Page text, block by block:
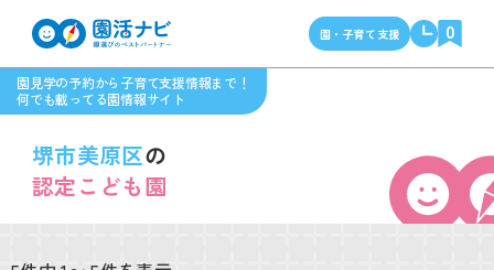
園見学の予約から子育て支援情報まで！
何でも載ってる園情報サイト
園・子育て支援 0
堺市美原区の
認定こども園